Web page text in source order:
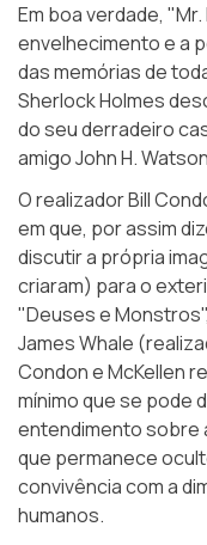
Em boa verdade,
envelhecimento e a
das memórias de
Sherlock Holmes
do seu derradeiro
amigo John H.
O realizador Bill
em que, por assim
discutir a própria
criaram) para o
"Deuses e
James Whale
Condon e McKellen
mínimo que se pode
entendimento sobre
que permanece
convivência com a
humanos.